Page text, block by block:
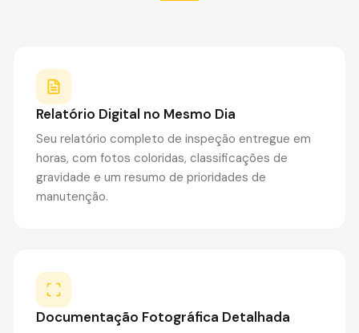
Relatório Digital no Mesmo Dia
Seu relatório completo de inspeção entregue em
horas, com fotos coloridas, classificações de
gravidade e um resumo de prioridades de
manutenção.
Documentação Fotográfica Detalhada